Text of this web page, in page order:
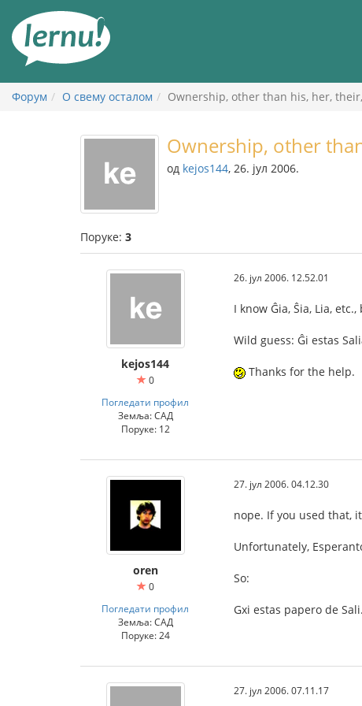
садржају
Форум О свему осталом Ownership, other than his, her,
Ownership, other
од kejos144, 26. јул 2006.
Поруке: 3
kejos144
0
Погледати профил
Земља: САД
Поруке: 12
26. јул 2006. 12.52.01
I know Ĝia, Ŝia, Lia,
Wild guess: Ĝi estas Sali
Thanks for the help.
oren
0
Погледати профил
Земља: САД
Поруке: 24
27. јул 2006. 04.12.30
nope. If you used that,
Unfortunately,
So:
Gxi estas papero de
27. јул 2006. 07.11.17